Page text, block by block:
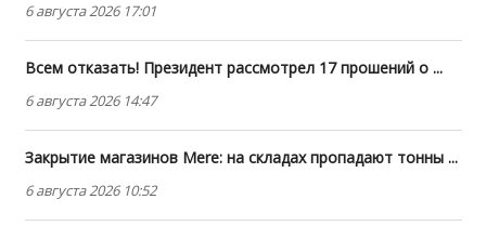
6 августа 2026 17:01
Всем отказать! Президент рассмотрел 17 прошений о ...
6 августа 2026 14:47
Закрытие магазинов Mere: на складах пропадают тонны ...
6 августа 2026 10:52